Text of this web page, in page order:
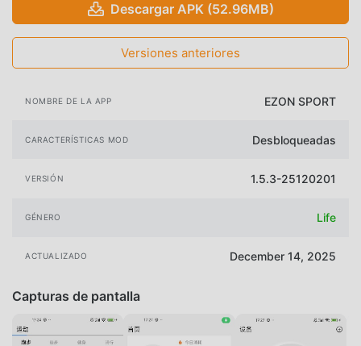
Descargar APK (52.96MB)
Versiones anteriores
NOMBRE DE LA APP EZON SPORT
CARACTERÍSTICAS MOD Desbloqueadas
VERSIÓN 1.5.3-25120201
GÉNERO Life
ACTUALIZADO December 14, 2025
Capturas de pantalla